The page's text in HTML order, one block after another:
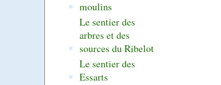
moulins
Le sentier des
arbres et des
sources du Ribelot
Le sentier des
Essarts